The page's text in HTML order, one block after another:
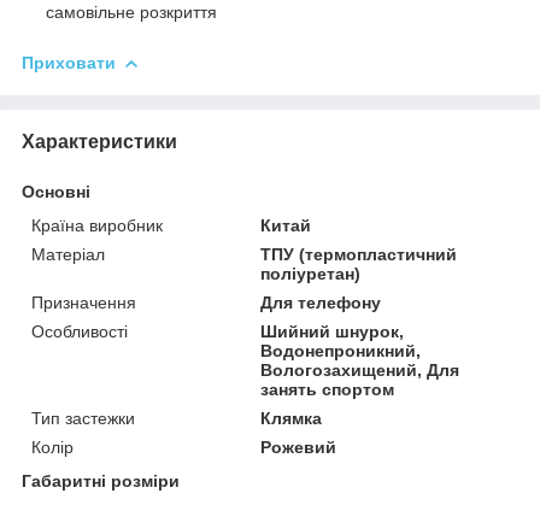
самовільне розкриття
Приховати
Характеристики
Основні
Країна виробник
Китай
Матеріал
ТПУ (термопластичний
поліуретан)
Призначення
Для телефону
Особливості
Шийний шнурок,
Водонепроникний,
Вологозахищений, Для
занять спортом
Тип застежки
Клямка
Колір
Рожевий
Габаритні розміри